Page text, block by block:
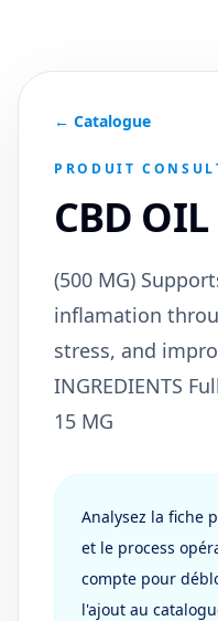
← Catalogue
PRODUIT
CBD OIL
(500 MG)
inflamation
stress, and
INGREDIENTS
15 MG
Analysez la fiche
et le process
compte pour
l'ajout au